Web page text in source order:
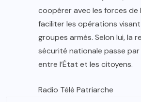
coopérer avec les forces de
faciliter les opérations
groupes armés. Selon lui, la
sécurité nationale passe
entre l’État et les citoyens.
Radio Télé Patriarche